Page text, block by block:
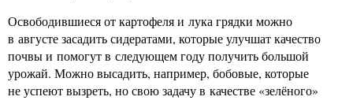
Освободившиеся от картофеля и лука грядки можно
в августе засадить сидератами, которые улучшат качество
почвы и помогут в следующем году получить большой
урожай. Можно высадить, например, бобовые, которые
не успеют вызреть, но свою задачу в качестве «зелёного»